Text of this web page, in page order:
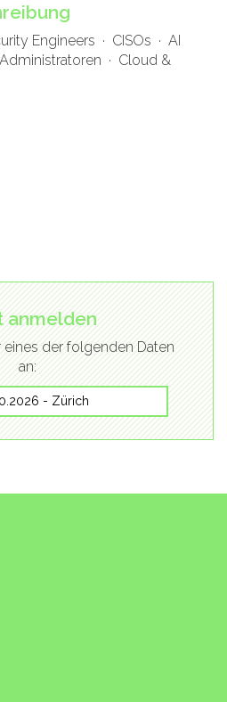
Engineers · CISOs · AI
· Cloud &
anmelden
eines der folgenden Daten
an:
- Zürich